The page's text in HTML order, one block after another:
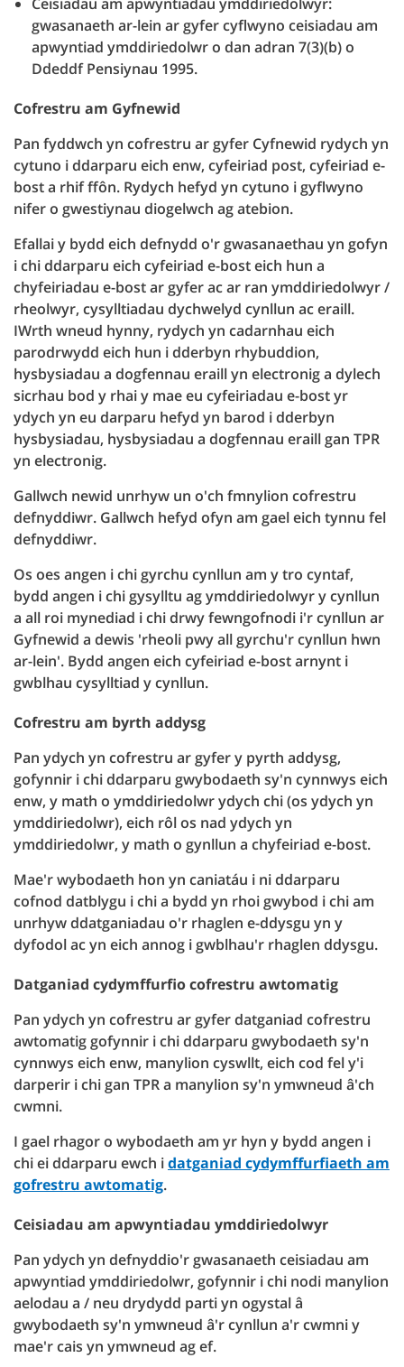
gwasanaeth ar-lein ar gyfer cyflwyno ceisiadau am
apwyntiad ymddiriedolwr o dan adran 7(3)(b) o
Ddeddf Pensiynau 1995.
Cofrestru am Gyfnewid
Pan fyddwch yn cofrestru ar gyfer Cyfnewid rydych yn
cytuno i ddarparu eich enw, cyfeiriad post, cyfeiriad e-
bost a rhif ffôn. Rydych hefyd yn cytuno i gyflwyno
nifer o gwestiynau diogelwch ag atebion.
Efallai y bydd eich defnydd o'r gwasanaethau yn gofyn
i chi ddarparu eich cyfeiriad e-bost eich hun a
chyfeiriadau e-bost ar gyfer ac ar ran ymddiriedolwyr /
rheolwyr, cysylltiadau dychwelyd cynllun ac eraill.
IWrth wneud hynny, rydych yn cadarnhau eich
parodrwydd eich hun i dderbyn rhybuddion,
hysbysiadau a dogfennau eraill yn electronig a dylech
sicrhau bod y rhai y mae eu cyfeiriadau e-bost yr
ydych yn eu darparu hefyd yn barod i dderbyn
hysbysiadau, hysbysiadau a dogfennau eraill gan TPR
yn electronig.
Gallwch newid unrhyw un o'ch fmnylion cofrestru
defnyddiwr. Gallwch hefyd ofyn am gael eich tynnu fel
defnyddiwr.
Os oes angen i chi gyrchu cynllun am y tro cyntaf,
bydd angen i chi gysylltu ag ymddiriedolwyr y cynllun
a all roi mynediad i chi drwy fewngofnodi i'r cynllun ar
Gyfnewid a dewis 'rheoli pwy all gyrchu'r cynllun hwn
ar-lein'. Bydd angen eich cyfeiriad e-bost arnynt i
gwblhau cysylltiad y cynllun.
Cofrestru am byrth addysg
Pan ydych yn cofrestru ar gyfer y pyrth addysg,
gofynnir i chi ddarparu gwybodaeth sy'n cynnwys eich
enw, y math o ymddiriedolwr ydych chi (os ydych yn
ymddiriedolwr), eich rôl os nad ydych yn
ymddiriedolwr, y math o gynllun a chyfeiriad e-bost.
Mae'r wybodaeth hon yn caniatáu i ni ddarparu
cofnod datblygu i chi a bydd yn rhoi gwybod i chi am
unrhyw ddatganiadau o'r rhaglen e-ddysgu yn y
dyfodol ac yn eich annog i gwblhau'r rhaglen ddysgu.
Datganiad cydymffurfio cofrestru awtomatig
Pan ydych yn cofrestru ar gyfer datganiad cofrestru
awtomatig gofynnir i chi ddarparu gwybodaeth sy'n
cynnwys eich enw, manylion cyswllt, eich cod fel y'i
darperir i chi gan TPR a manylion sy'n ymwneud â'ch
cwmni.
I gael rhagor o wybodaeth am yr hyn y bydd angen i
chi ei ddarparu ewch idatganiad cydymffurfiaeth am
gofrestru awtomatig.
Ceisiadau am apwyntiadau ymddiriedolwyr
Pan ydych yn defnyddio'r gwasanaeth ceisiadau am
apwyntiad ymddiriedolwr, gofynnir i chi nodi manylion
aelodau a / neu drydydd parti yn ogystal â
gwybodaeth sy'n ymwneud â'r cynllun a'r cwmni y
mae'r cais yn ymwneud ag ef.